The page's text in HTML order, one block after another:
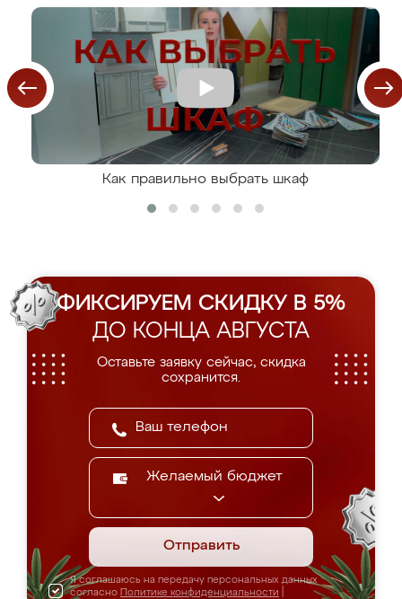
Как правильно выбрать шкаф
ФИКСИРУЕМ СКИДКУ В 5%
ДО КОНЦА АВГУСТА
Оставьте заявку сейчас, скидка
сохранится.
Желаемый бюджет
Отправить
Я соглашаюсь на передачу персональных данных
согласно Политике конфиденциальности